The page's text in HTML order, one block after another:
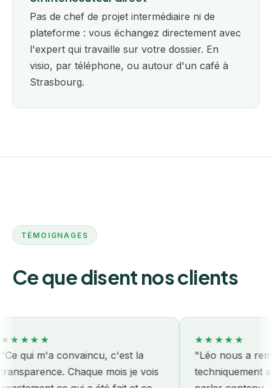
Pas de chef de projet intermédiaire ni de
plateforme : vous échangez directement avec
l'expert qui travaille sur votre dossier. En
visio, par téléphone, ou autour d'un café à
Strasbourg.
TÉMOIGNAGES
Ce que disent nos clients
m'a convaincu, c'est la
Chaque mois je vois
★★★★★
"Léo nous a remis le
techniquement avant